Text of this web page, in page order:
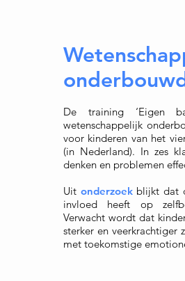
De training ‘Eigen
wetenschappelijk
voor kinderen van het
(in Nederland). In zes
denken en problemen
Uit onderzoekblijkt dat
invloed heeft op
Verwacht wordt dat
sterker en veerkrachtiger
met toekomstige